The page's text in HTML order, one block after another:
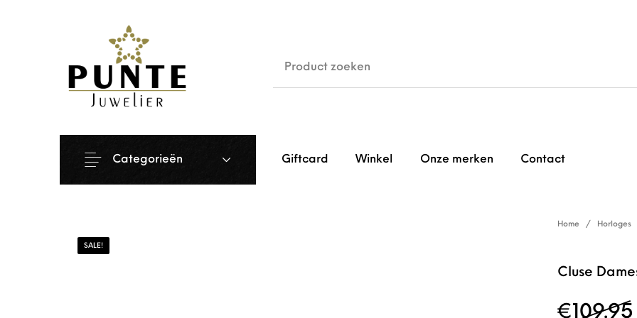
Giftcard Winkel Onze merken Contact
Categorieën
SALE!
Home / Horloges
Cluse
€ 109.95